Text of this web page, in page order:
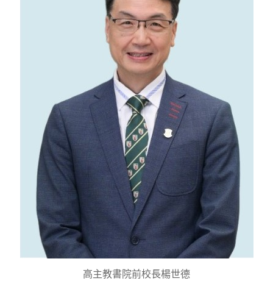
高主教書院前校長楊世德